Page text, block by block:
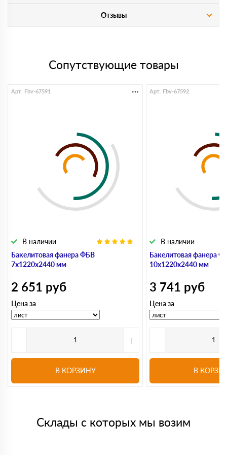
Отзывы
Сопутствующие товары
Бакелитовая фанера ФБВ
7х1220х2440 мм
В наличии
Арт. Fbv-67591
2 651 руб
Цена за
- +
В КОРЗИНУ
Бакелитовая фанера
10х1220х2440 мм
В наличии
Арт. Fbv-67592
3 741 руб
Цена за
-
В
Склады с которых мы возим